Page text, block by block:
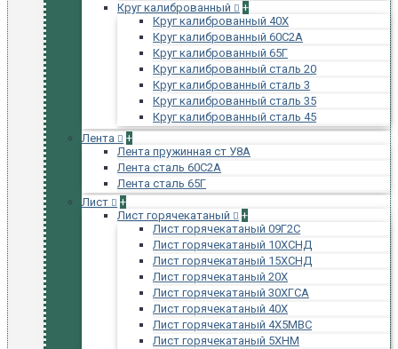
Круг калиброванный
+
Круг калиброванный 40Х
Круг калиброванный 60С2А
Круг калиброванный 65Г
Круг калиброванный сталь 20
Круг калиброванный сталь 3
Круг калиброванный сталь 35
Круг калиброванный сталь 45
Лента
+
Лента пружинная ст У8А
Лента сталь 60С2А
Лента сталь 65Г
Лист
+
Лист горячекатаный
+
Лист горячекатаный 09Г2С
Лист горячекатаный 10ХСНД
Лист горячекатаный 15ХСНД
Лист горячекатаный 20Х
Лист горячекатаный 30ХГСА
Лист горячекатаный 40Х
Лист горячекатаный 4Х5МВС
Лист горячекатаный 5ХНМ